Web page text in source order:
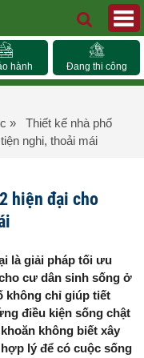
hành Đang thi công
» Thiết kế nhà phố
nghi, thoải mái
hiện đại cho
là giải pháp tối ưu
cư dân sinh sống ở
không chỉ giúp tiết
điều kiện sống chật
không biết xây
lý để có cuộc sống